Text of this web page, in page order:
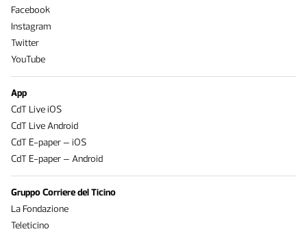
Facebook
Instagram
Twitter
YouTube
App
CdT Live iOS
CdT Live Android
CdT E-paper – iOS
CdT E-paper – Android
Gruppo Corriere del Ticino
La Fondazione
Teleticino